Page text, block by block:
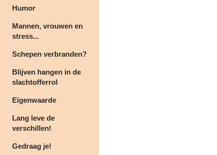
Humor
Mannen, vrouwen en
stress...
Schepen verbranden?
Blijven hangen in de
slachtofferrol
Eigenwaarde
Lang leve de
verschillen!
Gedraag je!